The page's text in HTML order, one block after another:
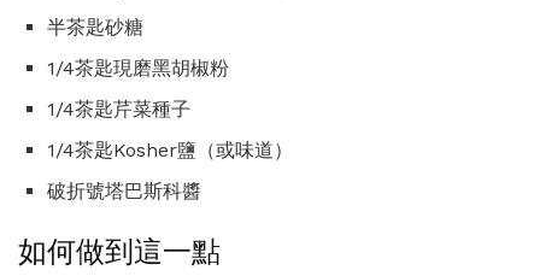
半茶匙砂糖
1/4茶匙現磨黑胡椒粉
1/4茶匙芹菜種子
1/4茶匙Kosher鹽（或味道）
破折號塔巴斯科醬
如何做到這一點